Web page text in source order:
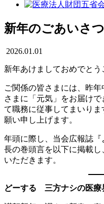
新年のごあいさつ
2026.01.01
新年あけましておめでとう
ご関係の皆さまには、昨
さまに「元気」をお届け
て職務に従事してまいり
願い申し上げます。
年頭に際し、当会広報誌
長の巻頭言を以下に掲載
いただきます。
どーする 三方ナシの医療